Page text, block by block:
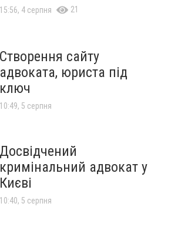
15:56, 4 серпня 21
Створення сайту
адвоката, юриста під
ключ
10:49, 5 серпня
Досвідчений
кримінальний адвокат у
Києві
10:40, 5 серпня